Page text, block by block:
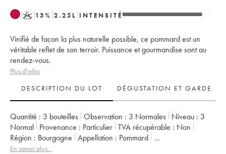
K 13% 2.25 L INTENSITÉ
Vinifié de façon la plus naturelle possible, ce pommard est un
véritable reflet de son terroir. Puissance et gourmandise sont au
rendez-vous.
Plus d'infos
DESCRIPTION DU LOT
DÉGUSTATION ET GARDE
Quantité : 3 bouteilles Observation : 3 Normales Niveau : 3
Normal
Provenance : particulier TVA récupérable :
non
Région :
Bourgogne Appellation : Pommard
Propriétaire :
En savoir plus...